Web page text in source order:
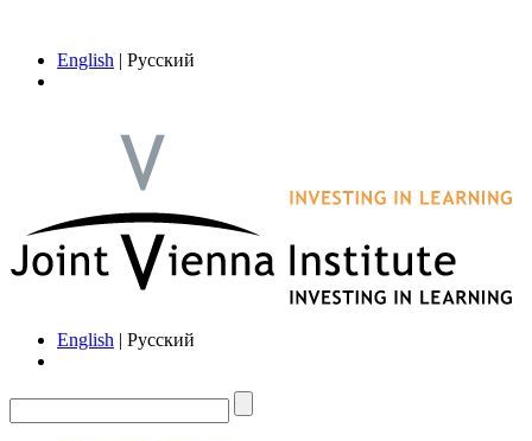
English | Русский
English | Русский